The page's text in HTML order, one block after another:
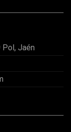
llegarme 2
Pol, Jaén